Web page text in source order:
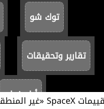
توك شو
تقارير وتحقيقات
أيام زمان